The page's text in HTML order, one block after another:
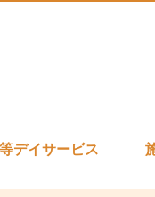
デイサービス